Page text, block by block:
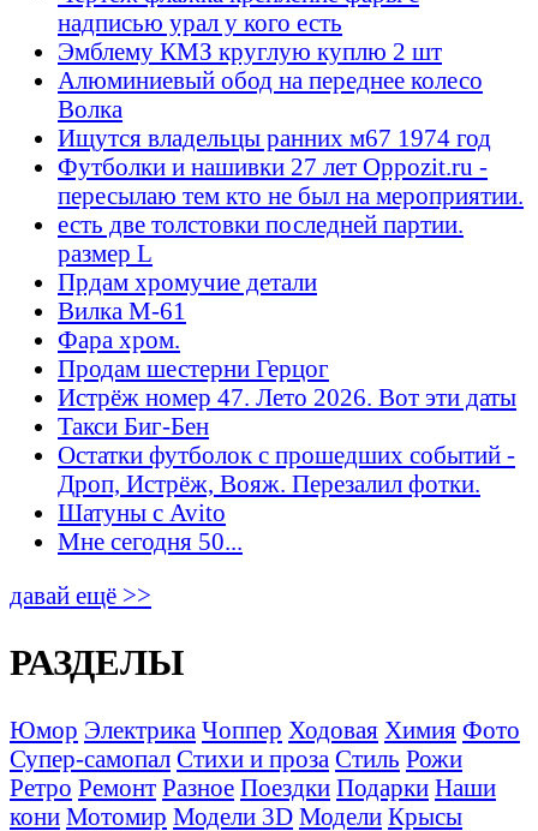
надписью урал у кого есть
Эмблему КМЗ круглую куплю 2 шт
Алюминиевый обод на переднее колесо
Волка
Ищутся владельцы ранних м67 1974 год
Футболки и нашивки 27 лет Oppozit.ru -
пересылаю тем кто не был на мероприятии.
есть две толстовки последней партии.
размер L
Прдам хромучие детали
Вилка М-61
Фара хром.
Продам шестерни Герцог
Истрёж номер 47. Лето 2026. Вот эти даты
Такси Биг-Бен
Остатки футболок с прошедших событий -
Дроп, Истрёж, Вояж. Перезалил фотки.
Шатуны с Avito
Мне сегодня 50...
давай ещё >>
РАЗДЕЛЫ
Юмор Электрика Чоппер Ходовая Химия Фото
Супер-самопал Стихи и проза Стиль Рожи
Ретро Ремонт Разное Поездки Подарки Наши
кони Мотомир Модели 3D Модели Крысы